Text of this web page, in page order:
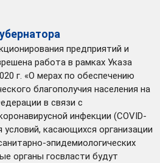
предприятий и
работа в рамках Указа
г. «О мерах по обеспечению
благополучия населения на
в связи с
инфекции (COVID-
условий, касающихся организации
эпидемиологических
органы госвласти будут